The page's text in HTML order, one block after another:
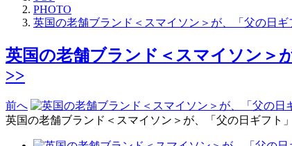
PHOTO
英国の老舗ブランド＜スマイソン＞が、「父の日
英国の老舗ブランド＜スマイソン＞
>>
前へ
英国の老舗ブランド＜スマイソン＞が、「父の日ギフト